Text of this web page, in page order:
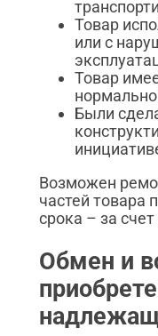
Товар
или с
Товар
Были
Возможен
частей товара
срока – за
Обмен и